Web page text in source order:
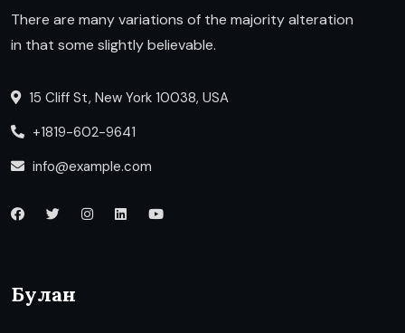
There are many variations of the majority alteration
in that some slightly believable.
15 Cliff St, New York 10038, USA
+1819-602-9641
info@example.com
Булан